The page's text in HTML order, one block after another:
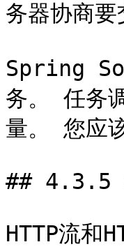
务器协商
Spring
务。 任务
量。 您应
## 4.3.5
HTTP流和